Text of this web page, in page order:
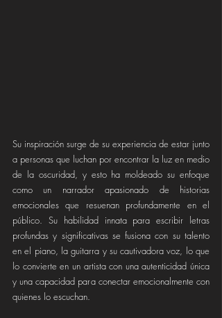
Su inspiración surge de su experiencia de estar junto
a personas que luchan por encontrar la luz en medio
de la oscuridad, y esto ha moldeado su enfoque
como un narrador apasionado de historias
emocionales que resuenan profundamente en el
público. Su habilidad innata para escribir letras
profundas y significativas se fusiona con su talento
en el piano, la guitarra y su cautivadora voz, lo que
lo convierte en un artista con una autenticidad única
y una capacidad para conectar emocionalmente con
quienes lo escuchan.